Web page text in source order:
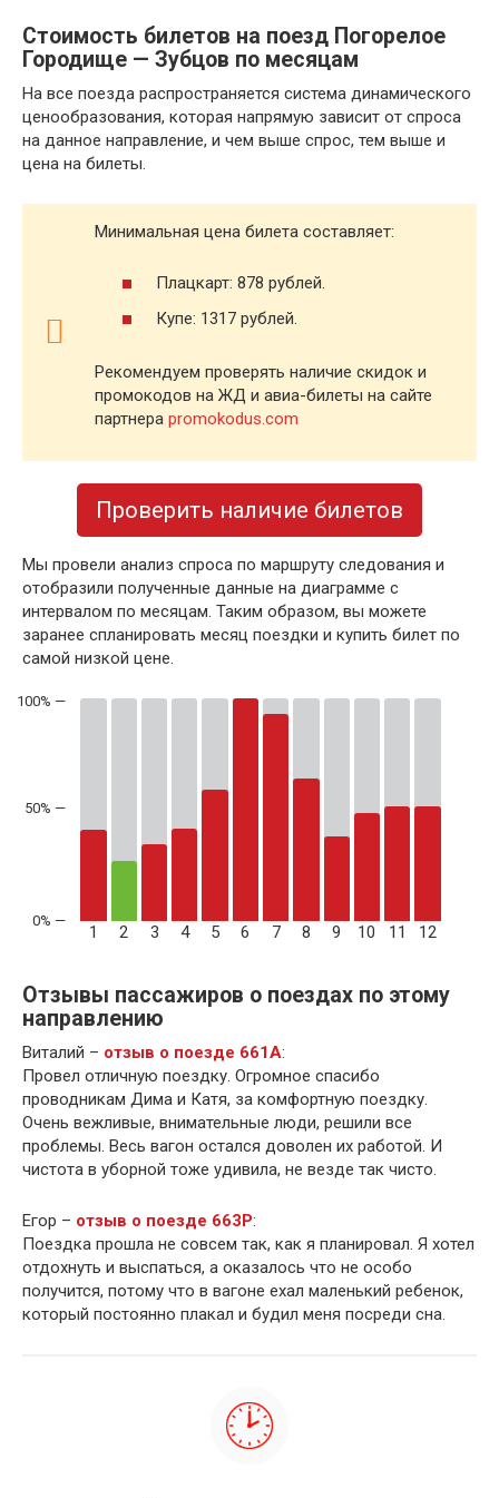
Стоимость билетов на поезд Погорелое
Городище — Зубцов по месяцам
На все поезда распространяется система динамического
ценообразования, которая напрямую зависит от спроса
на данное направление, и чем выше спрос, тем выше и
цена на билеты.
Минимальная цена билета составляет:
Плацкарт: 878 рублей.
Купе: 1317 рублей.
Рекомендуем проверять наличие скидок и
промокодов на ЖД и авиа-билеты на сайте
партнера promokodus.com
Проверить наличие билетов
Мы провели анализ спроса по маршруту следования и
отобразили полученные данные на диаграмме с
интервалом по месяцам. Таким образом, вы можете
заранее спланировать месяц поездки и купить билет по
самой низкой цене.
50% —
1 2 3 4 5 6 7 8 9 10 11 12
Отзывы пассажиров о поездах по этому
направлению
Виталий – отзыв о поезде 661А:
Провел отличную поездку. Огромное спасибо
проводникам Дима и Катя, за комфортную поездку.
Очень вежливые, внимательные люди, решили все
проблемы. Весь вагон остался доволен их работой. И
чистота в уборной тоже удивила, не везде так чисто.
Егор – отзыв о поезде 663Р:
Поездка прошла не совсем так, как я планировал. Я хотел
отдохнуть и выспаться, а оказалось что не особо
получится, потому что в вагоне ехал маленький ребенок,
который постоянно плакал и будил меня посреди сна.